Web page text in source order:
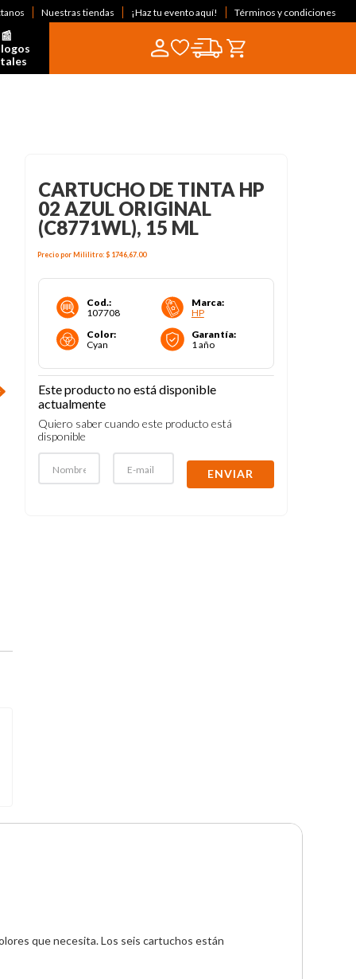
Nuestras tiendas ¡Haz tu evento aquí! Términos y condiciones
CARTUCHO DE TINTA HP
02 AZUL ORIGINAL
(C8771WL), 15 ML
Precio porMililitro:$ 1746,67.00
Cod.:
107708
Marca:
HP
Color:
Cyan
Garantía:
1 año
Este producto no está disponible
actualmente
Quiero saber cuando este producto está
disponible
ENVIAR
que necesita. Los seis cartuchos están